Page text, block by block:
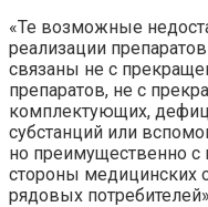
«Те возможные
реализации
связаны не с
препаратов, не с
комплектующих,
субстанций или
но преимущественно
стороны медицинских
рядовых